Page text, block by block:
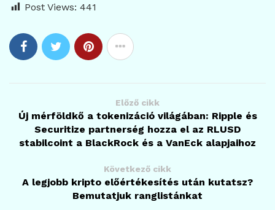
Post Views: 441
Előző cikk
Új mérföldkő a tokenizáció világában: Ripple és
Securitize partnerség hozza el az RLUSD
stabilcoint a BlackRock és a VanEck alapjaihoz
Következő cikk
A legjobb kripto előértékesítés után kutatsz?
Bemutatjuk ranglistánkat